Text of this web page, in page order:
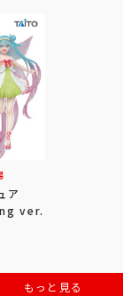
ア
ver.
もっと見る